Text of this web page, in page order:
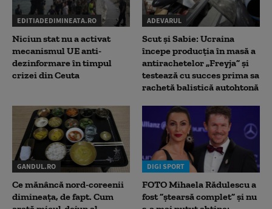
EDITIADEDIMINEATA.RO
Niciun stat nu a activat
mecanismul UE anti-
dezinformare în timpul
crizei din Ceuta
ADEVARUL
Scut și Sabie: Ucraina
începe producția în masă a
antirachetelor „Freyja” și
testează cu succes prima sa
rachetă balistică autohtonă
GANDUL.RO
Ce mănâncă nord-coreenii
dimineața, de fapt. Cum
DIGI SPORT
FOTO Mihaela Rădulescu a
fost ”ștearsă complet” și nu